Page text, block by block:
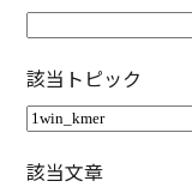
該当トピック
該当文章